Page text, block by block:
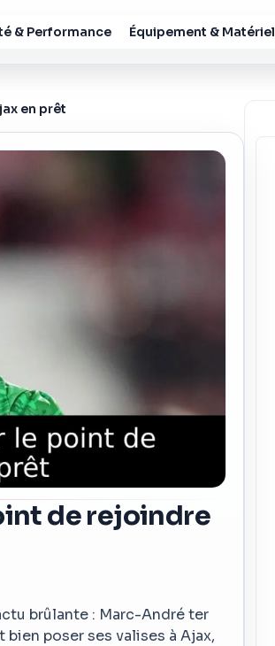
& Performance Équipement & Matériel
en prêt
de rejoindre
brûlante : Marc-André ter
poser ses valises à Ajax,